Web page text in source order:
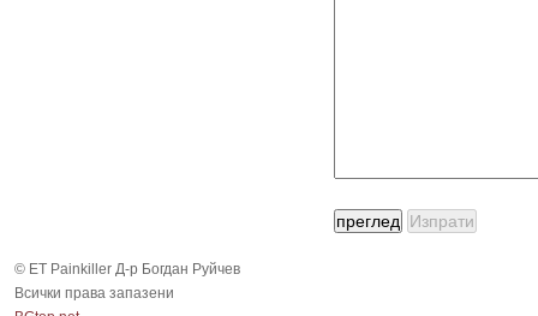
© ЕТ Painkiller Д-р Богдан Руйчев
Всички права запазени